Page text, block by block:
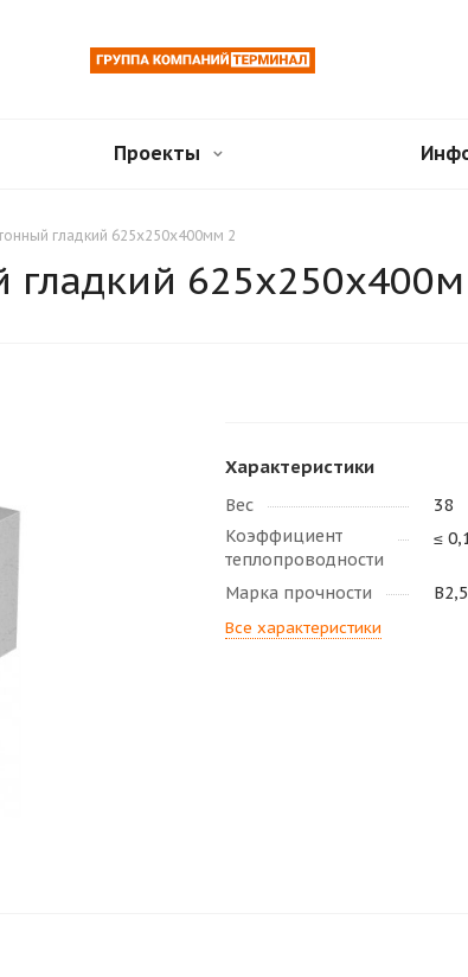
Проекты
гладкий 625х250х400мм 2
гладкий
Характеристики
Вес
38
Коэффициент
теплопроводности
≤
Марка прочности В2,5
Все характеристики